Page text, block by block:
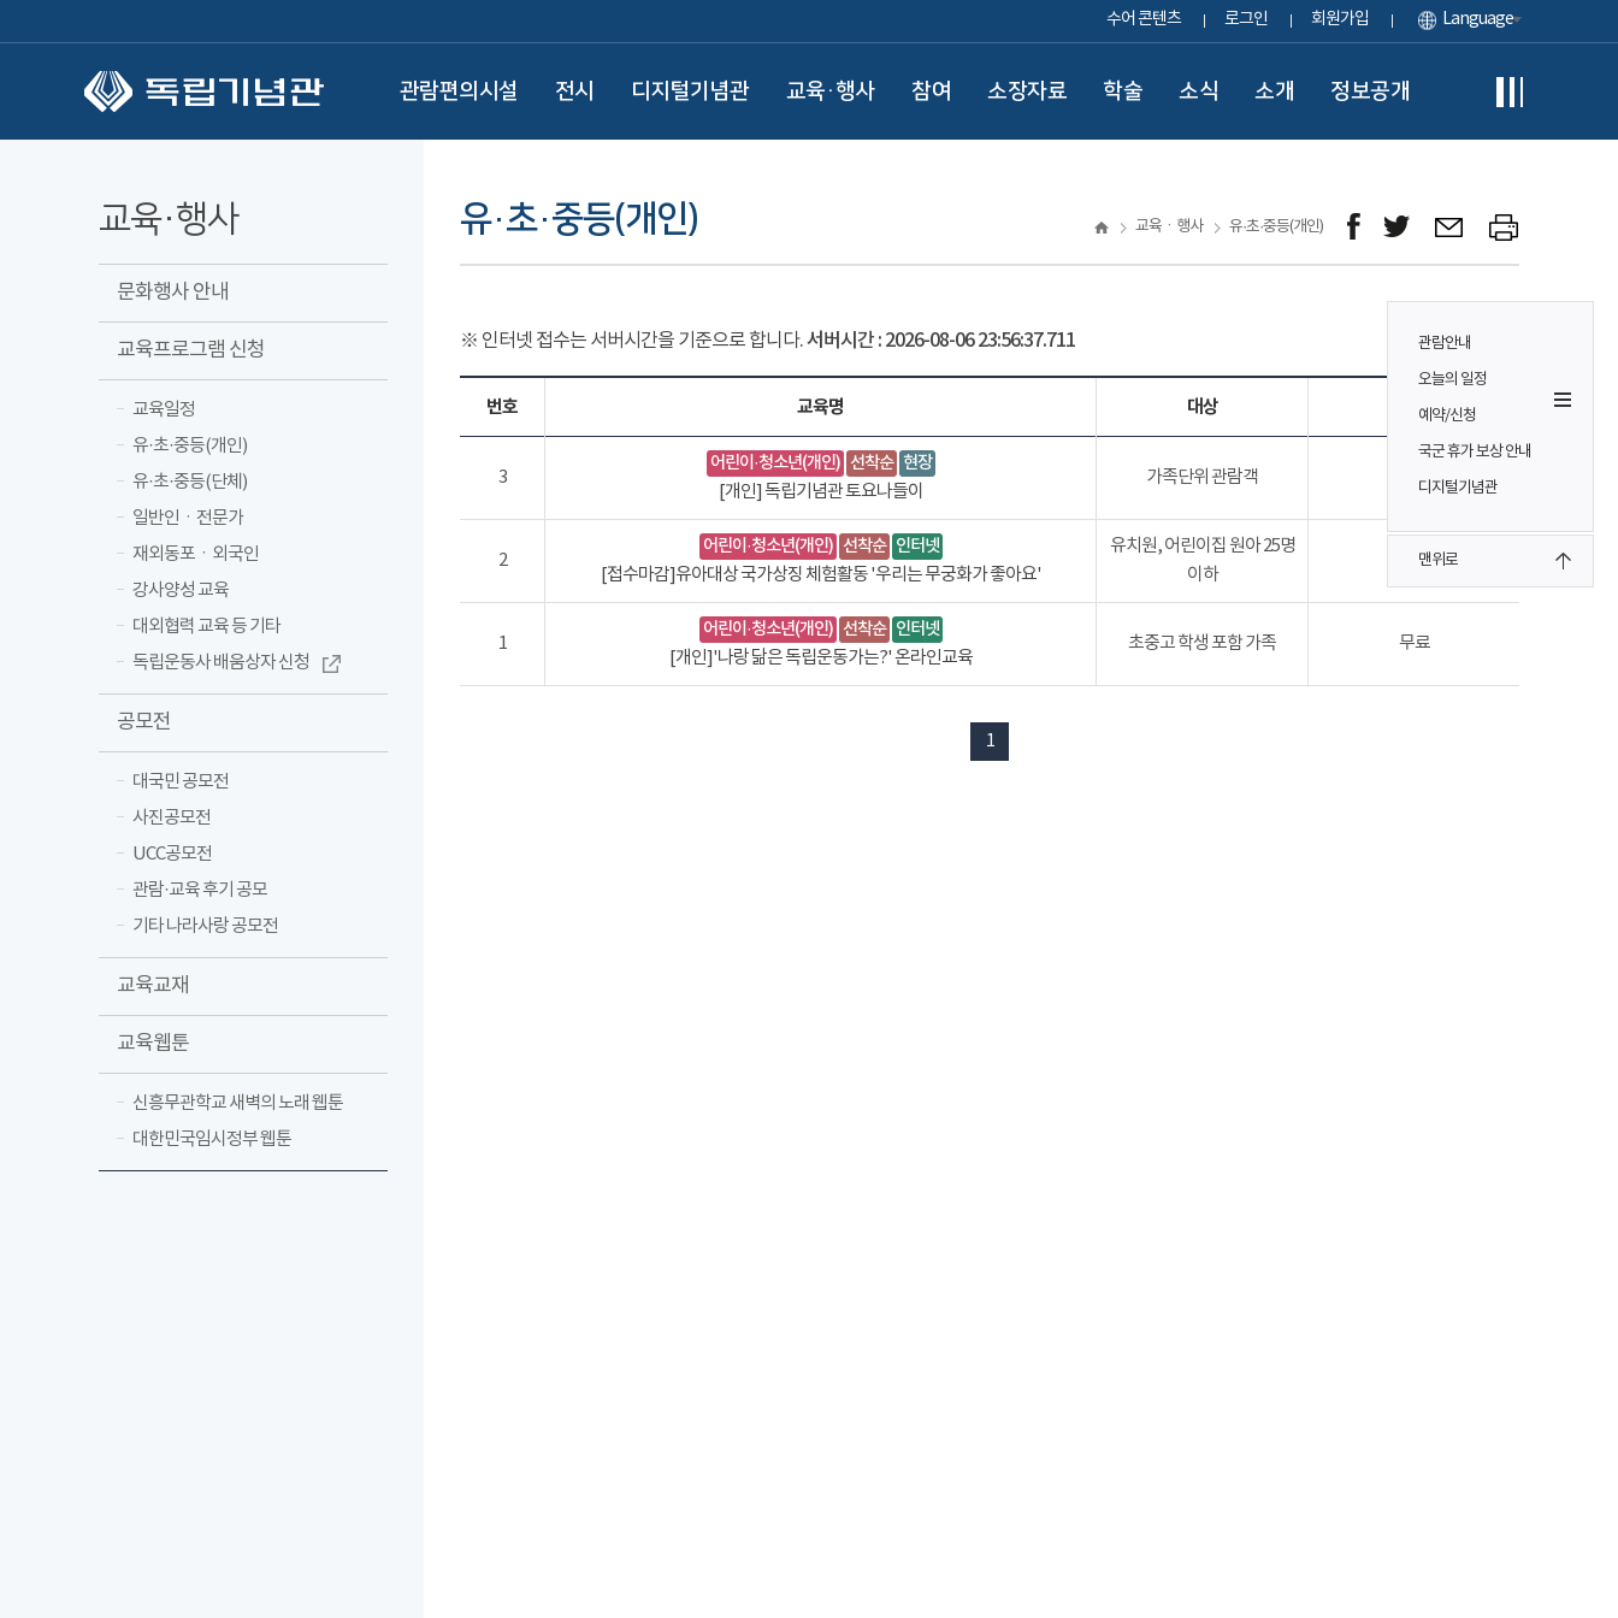
수어 콘텐츠 로그인 회원가입 Language
관람편의시설 전시 디지털기념관 교육·행사 참여 소장자료 학술 소식 소개 정보공개
관람안내
오늘의 일정
예약/신청
국군 휴가 보상 안내
디지털기념관
맨위로
교육·행사
문화행사 안내
교육프로그램 신청
교육일정
유·초·중등(개인)
유·초·중등(단체)
일반인ㆍ전문가
재외동포ㆍ외국인
강사양성 교육
대외협력 교육 등 기타
독립운동사 배움상자 신청
공모전
대국민 공모전
사진공모전
UCC공모전
관람·교육 후기 공모
기타 나라사랑 공모전
교육교재
교육웹툰
신흥무관학교 새벽의 노래 웹툰
대한민국임시정부 웹툰
유·초·중등(개인) 교육ㆍ행사 유·초·중등(개인)
※ 인터넷 접수는 서버시간을 기준으로 합니다.서버시간 : 2026-08-06 23:56:37.752
번호 교육명 대상 참가비
3
어린이·청소년(개인) 선착순 현장
[개인] 독립기념관 토요나들이
가족단위 관람객 무료
2
어린이·청소년(개인) 선착순 인터넷
[접수마감]유아대상 국가상징 체험활동 '우리는 무궁화가 좋아요'
유치원, 어린이집 원아 25명
이하
무료
1
어린이·청소년(개인) 선착순 인터넷
[개인]'나랑 닮은 독립운동가는?' 온라인교육
초중고 학생 포함 가족 무료
1